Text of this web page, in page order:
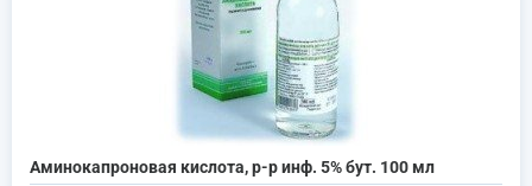
Аминокапроновая кислота, р-р инф. 5% бут. 100 мл